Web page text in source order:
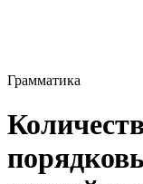
Грамматика